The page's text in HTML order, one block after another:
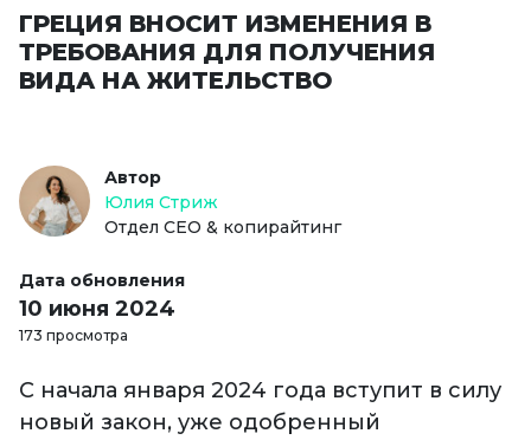
ГРЕЦИЯ ВНОСИТ ИЗМЕНЕНИЯ В
ТРЕБОВАНИЯ ДЛЯ ПОЛУЧЕНИЯ
ВИДА НА ЖИТЕЛЬСТВО
Автор
Юлия Стриж
Отдел СЕО & копирайтинг
Дата обновления
10 июня 2024
173 просмотра
С начала января 2024 года вступит в силу
новый закон, уже одобренный